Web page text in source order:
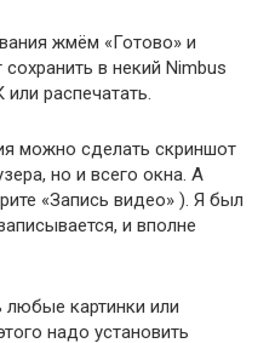
жмём «Готово» и
в некий Nimbus
распечатать.
можно сделать скриншот
но и всего окна. А
«Запись видео» ). Я был
и вполне
картинки или
надо установить